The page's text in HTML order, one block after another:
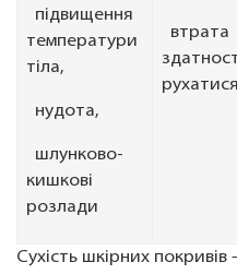
підвищення
температури
тіла,
нудота,
шлунково-
кишкові
розлади
втрата
рухатися
Сухість шкірних